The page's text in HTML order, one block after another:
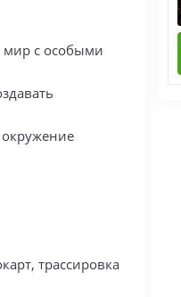
мир с особыми
окружение
трассировка